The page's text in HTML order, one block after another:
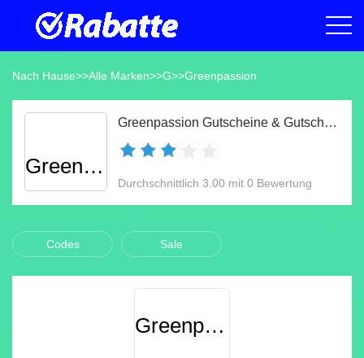
Nach Hause>>Alle Marken>>G>>Greenpassion
Greenpassion
Greenpassion Gutscheine & Gutscheincodes Aug 2026
Durchschnittlich 3.00 mit 0 Bewertung
Codes Sale
Greenpassion